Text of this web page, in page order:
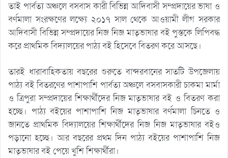
তাই পার্বত্য অঞ্চলে বসবাস কারী বিভিন্ন আদিবাসী সম্প্রদায়ের ভাষা ও
বর্ণমালা সংরক্ষণের লক্ষ্যে ২০১৭ সাল থেকে আওয়ামী লীগ সরকার
আদিবাসী বিভিন্ন সম্প্রদায়ের নিজ নিজ মাতৃভাষার বই পুস্তকে লিপিবদ্ধ
করে প্রাথমিক বিদ্যালয়ের পাঠ্য বই হিসেবে বিতরণ করে আসছে।
তারই ধারাবাহিকতায় বছরের শুরুতে বান্দরবানের সাতটি উপজেলায়
পাঠ্য বই বিতরণের পাশাপাশি পার্বত্য অঞ্চলে বসবাসকারী চাকমা মার্মা
ও ত্রিপুরা সম্প্রদায়ের শিক্ষার্থীদের নিজ মাতৃভাষার বই ও বিতরণ করা
হচ্ছে। পাঠ্য বইয়ের পাশাপাশি নিজ মাতৃভাষার বর্ণমালা চিনতে ও
জানতে প্রাথমিক বিদ্যালয়ের শিক্ষার্থীদের নিজ নিজ মাতৃভাষার বইও
পড়ানো হচ্ছে। আর বছরের প্রথম দিন পাঠ্য বইয়ের পাশাপাশি নিজ
মাতৃভাষার বই পেয়ে খুশি শিক্ষার্থীরা।